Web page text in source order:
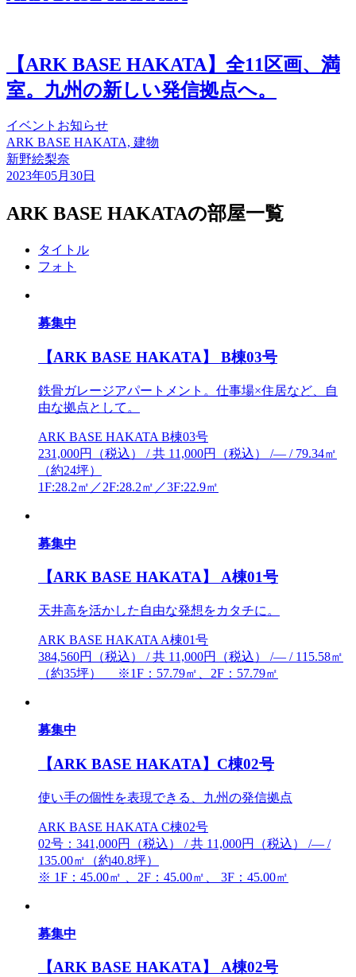
【ARK BASE HAKATA】全11区画、満
室。九州の新しい発信拠点へ。
イベント お知らせ
ARK BASE HAKATA, 建物
新野絵梨奈
2023年05月30日
ARK BASE HAKATAの部屋一覧
タイトル
フォト
募集中
【ARK BASE HAKATA】 B棟03号
鉄骨ガレージアパートメント。仕事場×住居など、自
由な拠点として。
ARK BASE HAKATA B棟03号
231,000円（税込） / 共 11,000円（税込） /― / 79.34㎡
（約24坪）
1F:28.2㎡／2F:28.2㎡／3F:22.9㎡
募集中
【ARK BASE HAKATA】 A棟01号
天井高を活かした自由な発想をカタチに。
ARK BASE HAKATA A棟01号
384,560円（税込） / 共 11,000円（税込） /― / 115.58㎡
（約35坪） ※1F：57.79㎡、2F：57.79㎡
募集中
【ARK BASE HAKATA】C棟02号
使い手の個性を表現できる、九州の発信拠点
ARK BASE HAKATA C棟02号
02号：341,000円（税込） / 共 11,000円（税込） /― /
135.00㎡（約40.8坪）
※ 1F：45.00㎡ 、2F：45.00㎡、 3F：45.00㎡
募集中
【ARK BASE HAKATA】 A棟02号